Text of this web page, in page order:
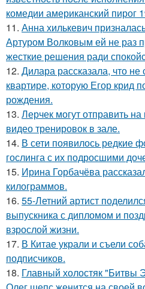
комедии американский пирог
11. Анна хилькевич
Артуром Волковым ей не раз
жесткие решения ради
12. Дилара рассказала, что не
квартире, которую Егор крид
рождения.
13. Лерчек могут отправить
видео тренировок в зале.
14. В сети появилось редкие
гослинга с их подросшими
15. Ирина Горбачёва
килограммов.
16. 55-Летний артист
выпускника с дипломом и
взрослой жизни.
17. В Китае украли и съели
подписчиков.
18. Главный холостяк "Битвы